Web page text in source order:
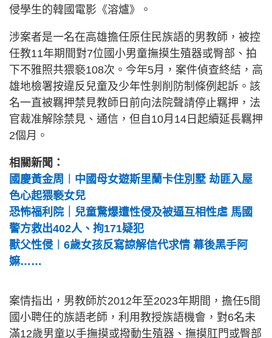
侵學生的韓國電影《溶爐》。
涉案者是一名在高雄擔任原住民族語的男教師，被控
任教11年期間對7位國小男童撫摸生殖器或臀部、拍
下不雅照共猥褻108次。今年5月，案件偵查終結，高
雄地檢署按違反兒童及少年性剝削防制條例起訴。該
名一直被羈押禁見教師日前向法院聲請停止羈押，法
官裁准解除禁見、通信，但自10月14日起續延長羈押
2個月。
相關新聞：
國慶黃金周︱中國母女遊斯里蘭卡住別墅 劫匪入屋
色心起猥褻女兒
恐怖福利院｜兒童驚爆遭性侵及被逼互相性虐 馬國
警方救出402人、拘171疑犯
獸父性侵︱6歲女孩反寫諒解信代求情 幕後黑手阿
嫲……
案情指出，男教師於2012年至2023年期間，擔任5間
國小聘任的族語老師，利用教授族語機會，對6名未
滿12歲男童以手撫摸或撥動生殖器、撫摸肛門或臀部